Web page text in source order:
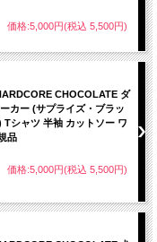
価格:5,000円(税込 5,500円)
CHOCOLATE ダ
カー (サプライズ・ブラッ
シャツ 半袖 カットソー ワ
品
価格:5,000円(税込 5,500円)